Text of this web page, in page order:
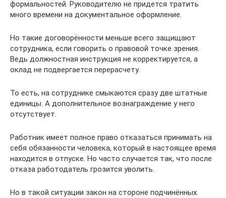
формальностей. Руководителю не придется тратить
много времени на документальное оформление.
Но такие договорённости меньше всего защищают
сотрудника, если говорить о правовой точке зрения.
Ведь должностная инструкция не корректируется, а
оклад не подвергается перерасчету.
То есть, на сотруднике смыкаются сразу две штатные
единицы. А дополнительное вознаграждение у него
отсутствует.
Работник имеет полное право отказаться принимать на
себя обязанности человека, который в настоящее время
находится в отпуске. Но часто случается так, что после
отказа работодатель грозится уволить.
Но в такой ситуации закон на стороне подчинённых.